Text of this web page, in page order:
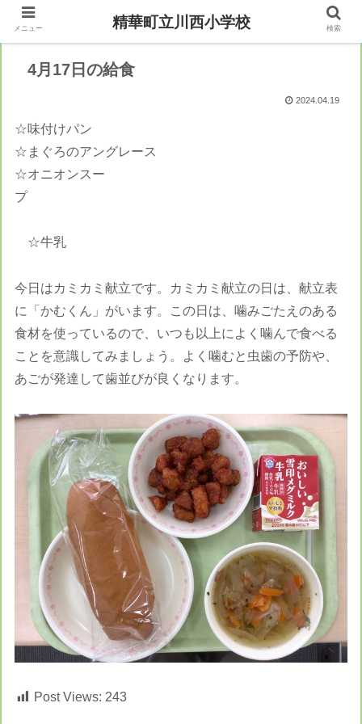
4月17日の給食
2024.04.19
☆味付けパン
☆まぐろのアングレース
☆オニオンスー
プ
☆牛乳
今日はカミカミ献立です。カミカミ献立の日は、献立表
に「かむくん」がいます。この日は、噛みごたえのある
食材を使っているので、いつも以上によく噛んで食べる
ことを意識してみましょう。よく噛むと虫歯の予防や、
あごが発達して歯並びが良くなります。
Post Views: 243
メニュー 精華町立川西小学校 検索